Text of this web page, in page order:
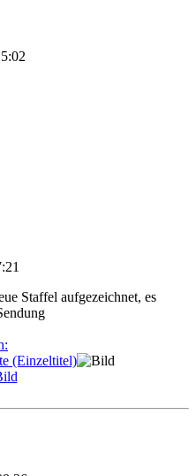
Staffel aufgezeichnet, es
(Einzeltitel)